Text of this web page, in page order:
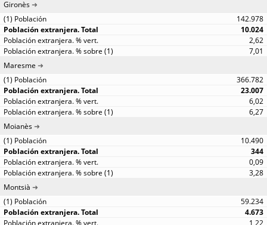
Gironès
142.978
10.024
2,62
7,01
Maresme
366.782
23.007
6,02
6,27
Moianès
10.490
344
0,09
3,28
Montsià
59.234
4.673
1,22